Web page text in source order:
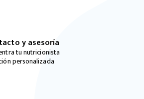
y asesoría
tu nutricionista
personalizada